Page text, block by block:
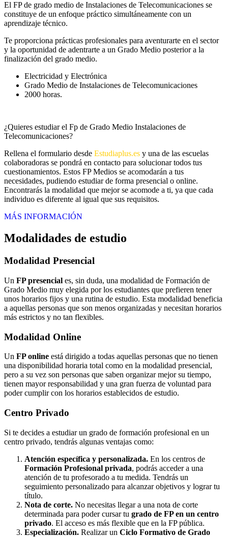
El FP de grado medio de Instalaciones de Telecomunicaciones se
constituye de un enfoque práctico simultáneamente con un
aprendizaje técnico.
Te proporciona prácticas profesionales para aventurarte en el sector
y la oportunidad de adentrarte a un Grado Medio posterior a la
finalización del grado medio.
Electricidad y Electrónica
Grado Medio de Instalaciones de Telecomunicaciones
2000 horas.
¿Quieres estudiar el Fp de Grado Medio Instalaciones de
Telecomunicaciones?
Rellena el formulario desde Estudiaplus.es y una de las escuelas
colaboradoras se pondrá en contacto para solucionar todos tus
cuestionamientos. Estos FP Medios se acomodarán a tus
necesidades, pudiendo estudiar de forma presencial o online.
Encontrarás la modalidad que mejor se acomode a ti, ya que cada
individuo es diferente al igual que sus requisitos.
MÁS INFORMACIÓN
Modalidades de estudio
Modalidad Presencial
Un FP presencial es, sin duda, una modalidad de Formación de
Grado Medio muy elegida por los estudiantes que prefieren tener
unos horarios fijos y una rutina de estudio. Esta modalidad beneficia
a aquellas personas que son menos organizadas y necesitan horarios
más estrictos y no tan flexibles.
Modalidad Online
Un FP online está dirigido a todas aquellas personas que no tienen
una disponibilidad horaria total como en la modalidad presencial,
pero a su vez son personas que saben organizar mejor su tiempo,
tienen mayor responsabilidad y una gran fuerza de voluntad para
poder cumplir con los horarios establecidos de estudio.
Centro Privado
Si te decides a estudiar un grado de formación profesional en un
centro privado, tendrás algunas ventajas como:
Atención específica y personalizada. En los centros de
Formación Profesional privada, podrás acceder a una
atención de tu profesorado a tu medida. Tendrás un
seguimiento personalizado para alcanzar objetivos y lograr tu
título.
Nota de corte. No necesitas llegar a una nota de corte
determinada para poder cursar tu grado de FP en un centro
privado. El acceso es más flexible que en la FP pública.
Especialización. Realizar un Ciclo Formativo de Grado